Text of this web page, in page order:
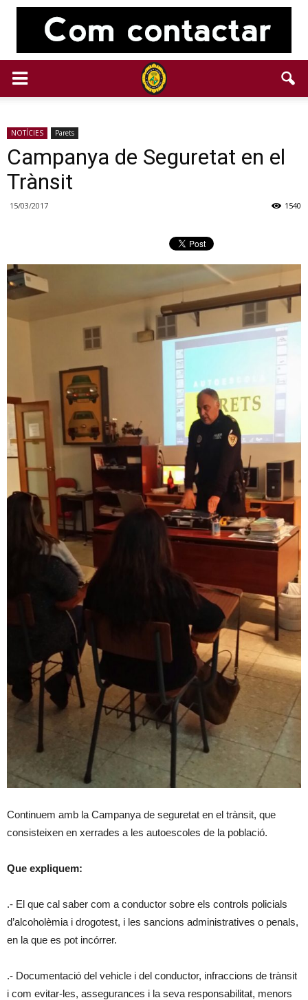
NOTÍCIES Parets
Campanya de Seguretat en el
Trànsit
15/03/2017 1540
Continuem amb la Campanya de seguretat en el trànsit, que
consisteixen en xerrades a les autoescoles de la població.
Que expliquem:
.- El que cal saber com a conductor sobre els controls policials
d’alcoholèmia i drogotest, i les sancions administratives o penals,
en la que es pot incórrer.
.- Documentació del vehicle i del conductor, infraccions de trànsit
i com evitar-les, assegurances i la seva responsabilitat, menors